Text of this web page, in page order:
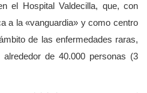
el Hospital Valdecilla, que, con
a la «vanguardia» y como centro
de las enfermedades raras,
de 40.000 personas (3